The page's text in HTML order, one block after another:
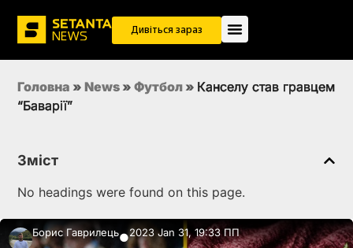
Дивіться зараз
Головна » News » Футбол » Канселу став гравцем
“Баварії”
Зміст
No headings were found on this page.
Борис Гаврилець●2023 Jan 31, 19:33 ПП